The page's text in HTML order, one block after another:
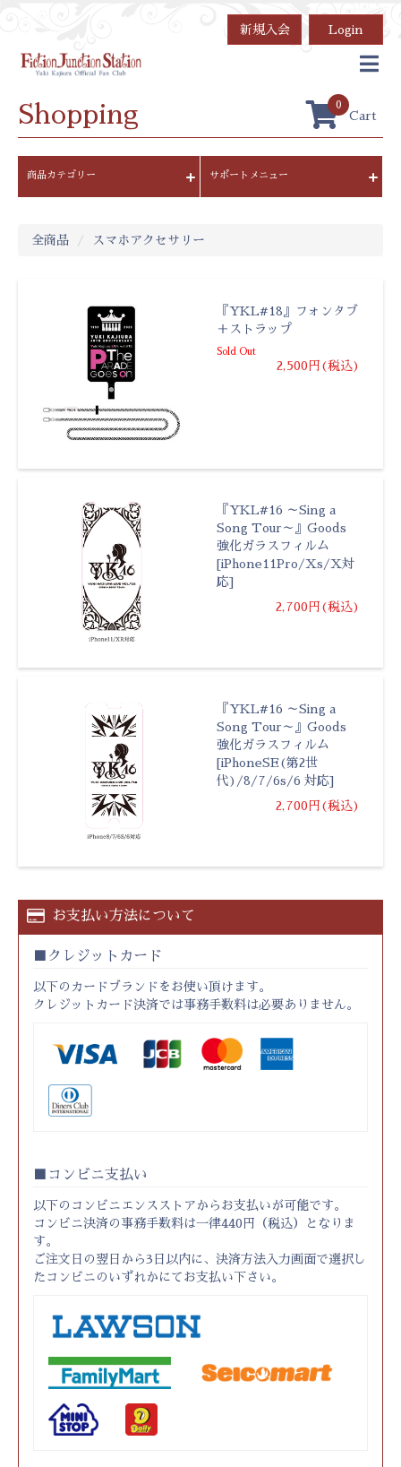
新規入会 Login
Shopping 0
Cart
商品カテゴリー サポートメニュー
全商品 スマホアクセサリー
『YKL#18』フォンタブ
＋ストラップ
Sold Out
2,500円(税込)
『YKL#16 ～Sing a
Song Tour～』Goods
強化ガラスフィルム
[iPhone11Pro/Xs/X対
応]
2,700円(税込)
『YKL#16 ～Sing a
Song Tour～』Goods
強化ガラスフィルム
[iPhoneSE(第2世
代)/8/7/6s/6 対応]
2,700円(税込)
お支払い方法について
クレジットカード
以下のカードブランドをお使い頂けます。
クレジットカード決済では事務手数料は必要ありません。
コンビニ支払い
以下のコンビニエンスストアからお支払いが可能です。
コンビニ決済の事務手数料は一律440円（税込）となりま
す。
ご注文日の翌日から3日以内に、決済方法入力画面で選択し
たコンビニのいずれかにてお支払い下さい。